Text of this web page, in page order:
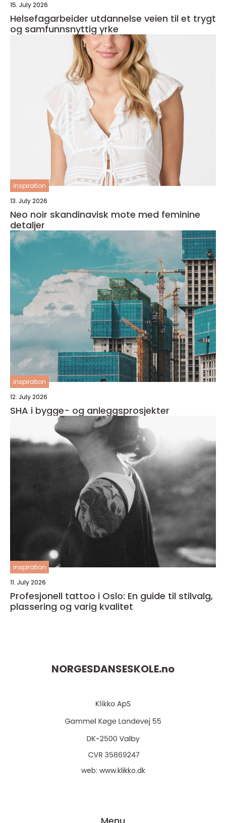
15. July 2026
Helsefagarbeider utdannelse veien til et trygt
og samfunnsnyttig yrke
inspiration
13. July 2026
Neo noir skandinavisk mote med feminine
detaljer
inspiration
12. July 2026
SHA i bygge- og anleggsprosjekter
inspiration
11. July 2026
Profesjonell tattoo i Oslo: En guide til stilvalg,
plassering og varig kvalitet
NORGESDANSESKOLE.no
web: www.klikko.dk